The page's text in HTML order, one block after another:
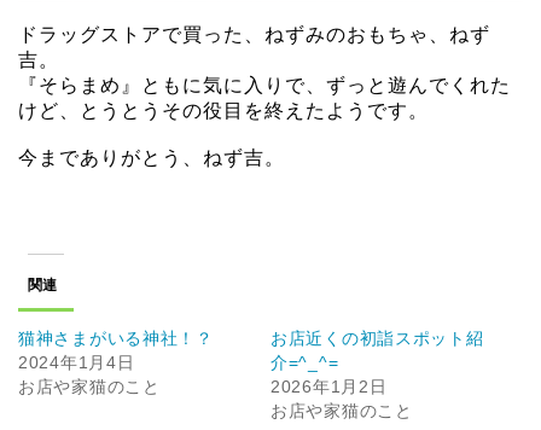
ドラッグストアで買った、ねずみのおもちゃ、ねず
吉。
『そらまめ』ともに気に入りで、ずっと遊んでくれた
けど、とうとうその役目を終えたようです。
今までありがとう、ねず吉。
関連
猫神さまがいる神社！？
2024年1月4日
お店や家猫のこと
お店近くの初詣スポット紹
介=^_^=
2026年1月2日
お店や家猫のこと